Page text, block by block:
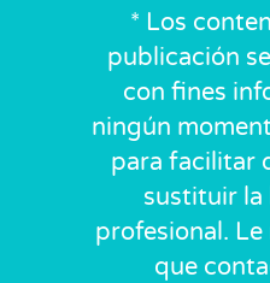
* Los
publicación
con fines
ningún
para facilitar
sustituir la
profesional.
que